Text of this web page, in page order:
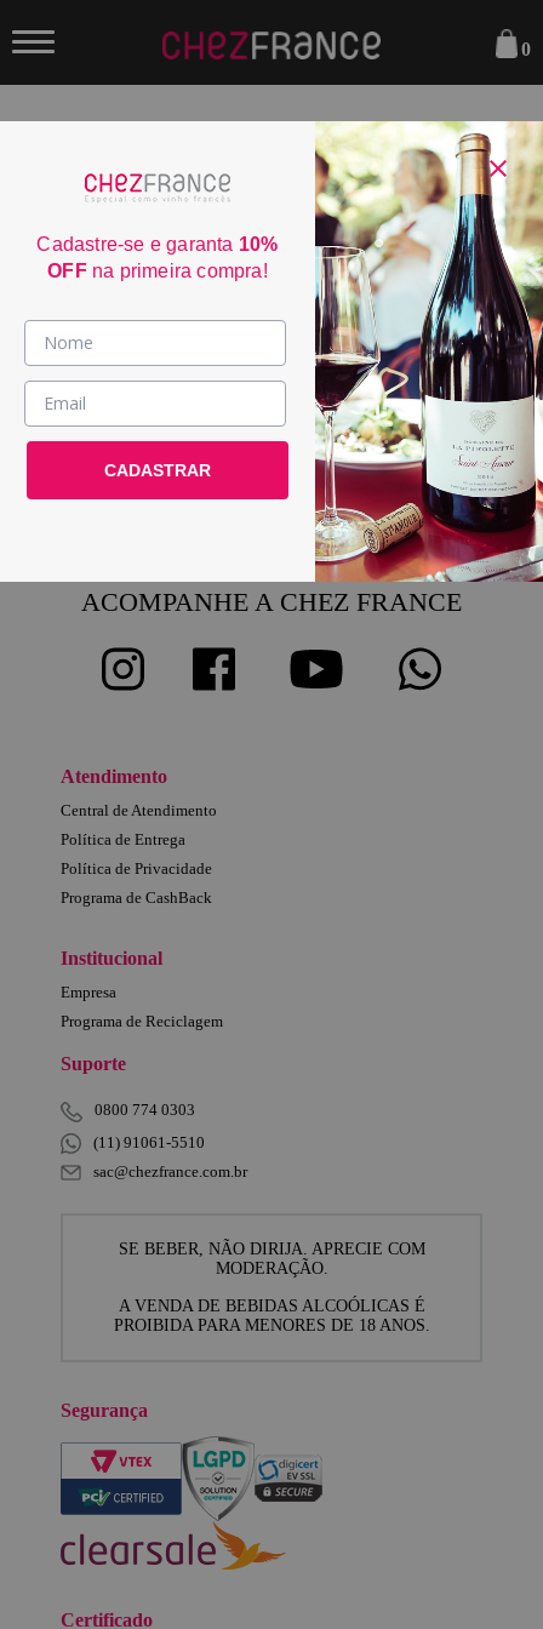
Vinhos >
País / Região >
Le Club >
0
Sua busca não encontrou nenhum resultado.
Parcele em até 6x sem juros
consulte condiçoes
Frete Grátis acima de R$350
consulte condiçoes
3% de desconto no boleto
consulte condiçoes
Entrega em até 4 dias úteis
ACOMPANHE A CHEZ FRANCE
Atendimento
Central de Atendimento
Política de Entrega
Política de Privacidade
Programa de CashBack
Institucional
Empresa
Programa de Reciclagem
Suporte
0800 774 0303
(11) 91061-5510
sac@chezfrance.com.br
SE BEBER, NÃO DIRIJA. APRECIE COM
MODERAÇÃO.
A VENDA DE BEBIDAS ALCOÓLICAS É
PROIBIDA PARA MENORES DE 18 ANOS.
Segurança
Certificado
Cadastre-se e garanta 10%
OFFna primeira compra!
CADASTRAR